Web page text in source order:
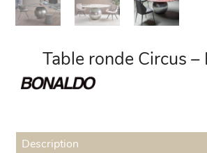
Table ronde Circus –
Description